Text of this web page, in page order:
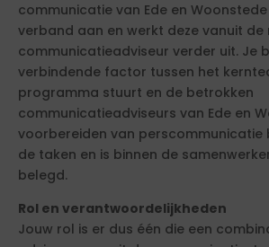
communicatie van Ede en
verband aan en werkt deze vanuit de
communicatieadviseur verder uit. Je
verbindende factor tussen het
programma stuurt en de betrokken
communicatieadviseurs van Ede en
voorbereiden van
de taken en is binnen de
belegd.
Rol en verantwoordelijkheden
Jouw rol is er dus één die een